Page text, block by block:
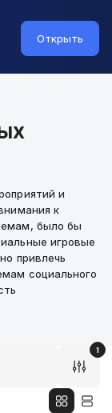
Открыть
и
к
было бы
игровые
привлечь
социального
1